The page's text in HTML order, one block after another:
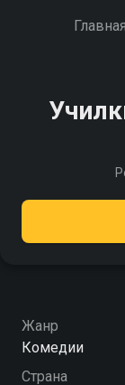
Главная
Жанр
Комедии
Страна